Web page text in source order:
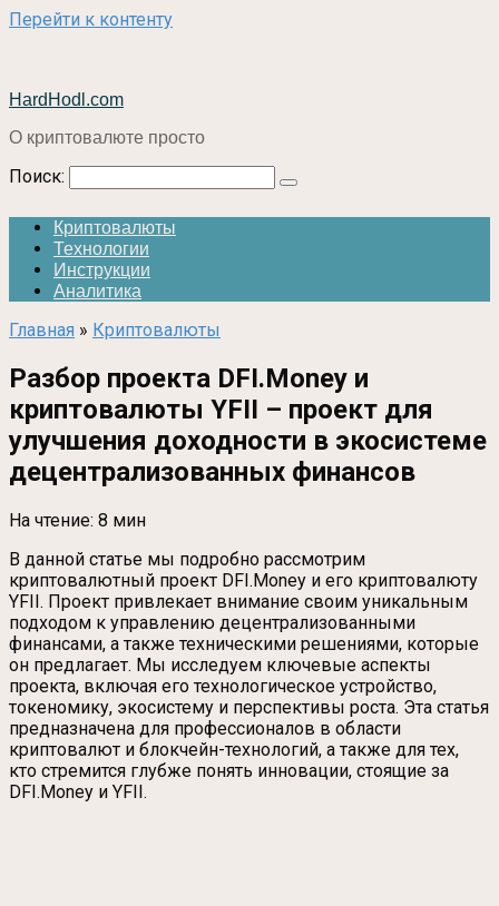
Перейти к контенту
HardHodl.com
О криптовалюте просто
Поиск:
Криптовалюты
Технологии
Инструкции
Аналитика
Главная » Криптовалюты
Разбор проекта DFI.Money и
криптовалюты YFII – проект для
улучшения доходности в экосистеме
децентрализованных финансов
На чтение: 8 мин
В данной статье мы подробно рассмотрим
криптовалютный проект DFI.Money и его криптовалюту
YFII. Проект привлекает внимание своим уникальным
подходом к управлению децентрализованными
финансами, а также техническими решениями, которые
он предлагает. Мы исследуем ключевые аспекты
проекта, включая его технологическое устройство,
токеномику, экосистему и перспективы роста. Эта статья
предназначена для профессионалов в области
криптовалют и блокчейн-технологий, а также для тех,
кто стремится глубже понять инновации, стоящие за
DFI.Money и YFII.